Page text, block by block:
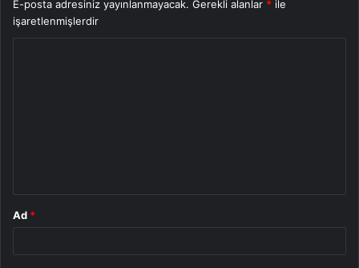
E-posta adresiniz yayınlanmayacak. Gerekli alanlar * ile
işaretlenmişlerdir
Ad *